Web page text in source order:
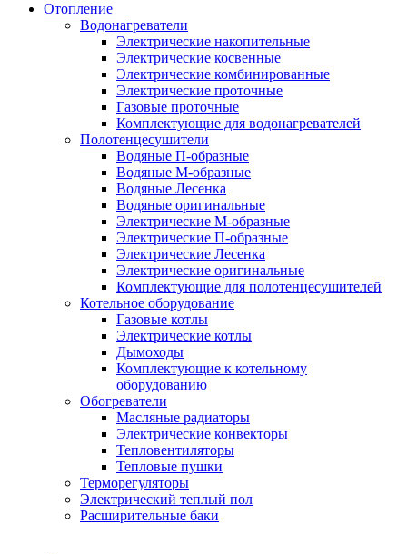
Отопление
Водонагреватели
Электрические накопительные
Электрические косвенные
Электрические комбинированные
Электрические проточные
Газовые проточные
Комплектующие для водонагревателей
Полотенцесушители
Водяные П-образные
Водяные М-образные
Водяные Лесенка
Водяные оригинальные
Электрические М-образные
Электрические П-образные
Электрические Лесенка
Электрические оригинальные
Комплектующие для полотенцесушителей
Котельное оборудование
Газовые котлы
Электрические котлы
Дымоходы
Комплектующие к котельному
оборудованию
Обогреватели
Масляные радиаторы
Электрические конвекторы
Тепловентиляторы
Тепловые пушки
Терморегуляторы
Электрический теплый пол
Расширительные баки